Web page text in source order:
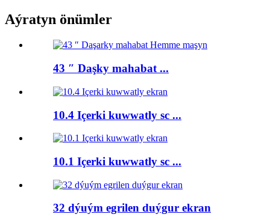
Aýratyn önümler
43 ″ Daşky mahabat ...
10.4 Içerki kuwwatly sc ...
10.1 Içerki kuwwatly sc ...
32 dýuým egrilen duýgur ekran